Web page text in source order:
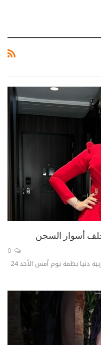
خلف أسوار السجن
في خطوة غير متوقعة أطلقت الفنانة المغربية دنيا بطمة يوم أمس الأحد 24